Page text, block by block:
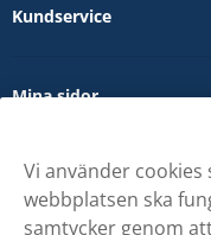
Kundservice
Mina sidor
Om oss
Vi använder
webbplatsen ska
samtycker genom